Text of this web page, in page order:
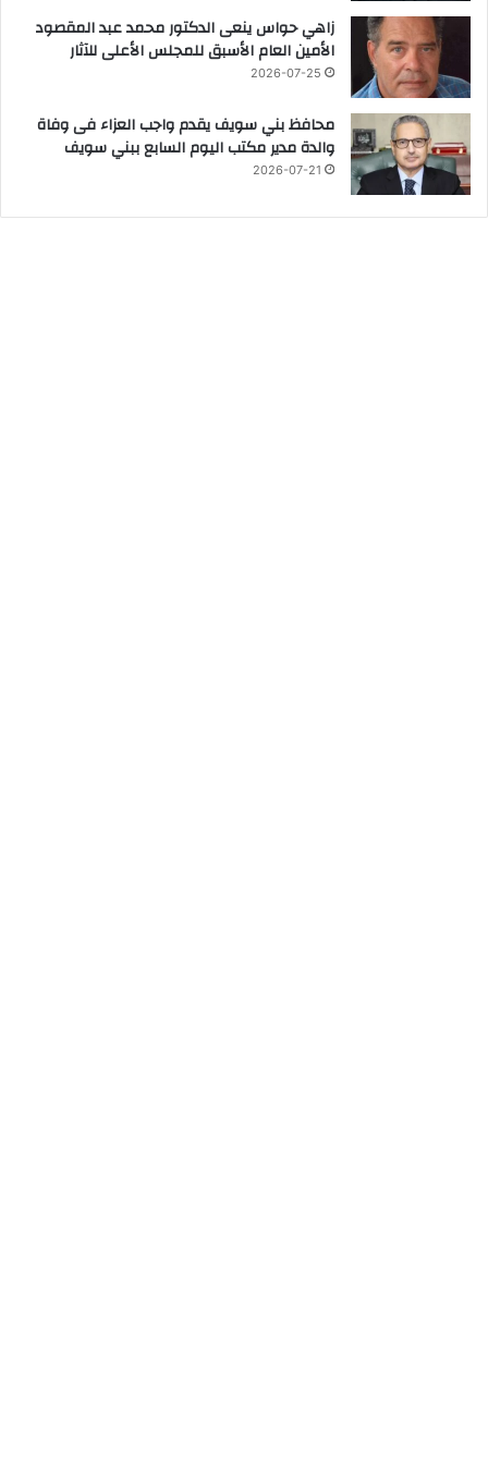
زاهي حواس ينعى الدكتور محمد عبد المقصود
الأمين العام الأسبق للمجلس الأعلى للآثار
2026-07-25
محافظ بني سويف يقدم واجب العزاء فى وفاة
والدة مدير مكتب اليوم السابع ببني سويف
2026-07-21